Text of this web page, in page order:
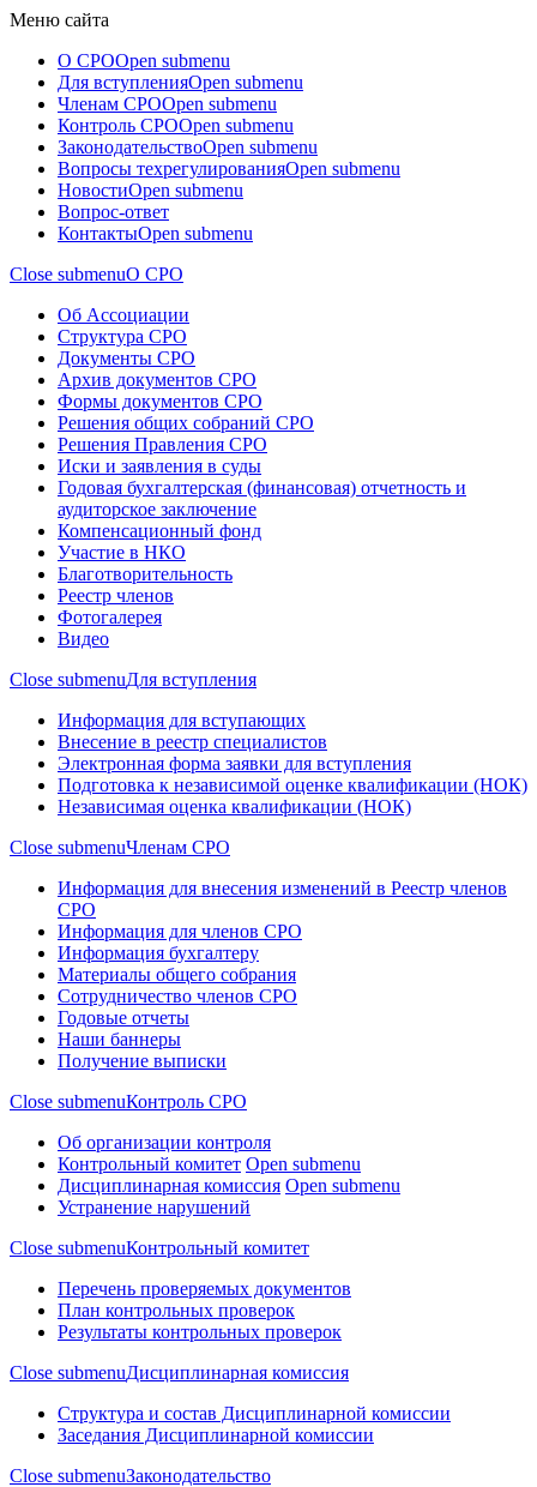
Меню сайта
О СРОOpen submenu
Для вступленияOpen submenu
Членам СРОOpen submenu
Контроль СРОOpen submenu
ЗаконодательствоOpen submenu
Вопросы техрегулированияOpen submenu
НовостиOpen submenu
Вопрос-ответ
КонтактыOpen submenu
Close submenuО СРО
Об Ассоциации
Структура СРО
Документы СРО
Архив документов СРО
Формы документов СРО
Решения общих собраний СРО
Решения Правления СРО
Иски и заявления в суды
Годовая бухгалтерская (финансовая) отчетность и
аудиторское заключение
Компенсационный фонд
Участие в НКО
Благотворительность
Реестр членов
Фотогалерея
Видео
Close submenuДля вступления
Информация для вступающих
Внесение в реестр специалистов
Электронная форма заявки для вступления
Подготовка к независимой оценке квалификации (НОК)
Независимая оценка квалификации (НОК)
Close submenuЧленам СРО
Информация для внесения изменений в Реестр членов
СРО
Информация для членов СРО
Информация бухгалтеру
Материалы общего собрания
Сотрудничество членов СРО
Годовые отчеты
Наши баннеры
Получение выписки
Close submenuКонтроль СРО
Об организации контроля
Контрольный комитет Open submenu
Дисциплинарная комиссия Open submenu
Устранение нарушений
Close submenuКонтрольный комитет
Перечень проверяемых документов
План контрольных проверок
Результаты контрольных проверок
Close submenuДисциплинарная комиссия
Структура и состав Дисциплинарной комиссии
Заседания Дисциплинарной комиссии
Close submenuЗаконодательство